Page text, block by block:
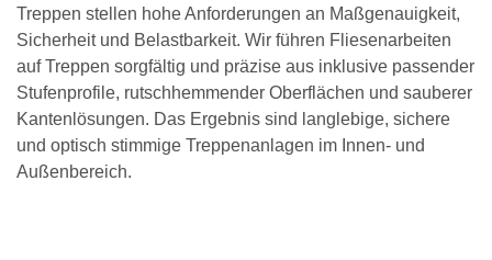
Treppen stellen hohe Anforderungen an Maßgenauigkeit,
Sicherheit und Belastbarkeit. Wir führen Fliesenarbeiten
auf Treppen sorgfältig und präzise aus inklusive passender
Stufenprofile, rutschhemmender Oberflächen und sauberer
Kantenlösungen. Das Ergebnis sind langlebige, sichere
und optisch stimmige Treppenanlagen im Innen- und
Außenbereich.